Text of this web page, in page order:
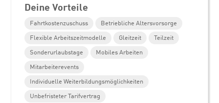
Deine Vorteile
Fahrtkostenzuschuss
Betriebliche Altersvorsorge
Flexible Arbeitszeitmodelle
Gleitzeit
Teilzeit
Sonderurlaubstage
Mobiles Arbeiten
Mitarbeiterevents
Individuelle Weiterbildungsmöglichkeiten
Unbefristeter Tarifvertrag